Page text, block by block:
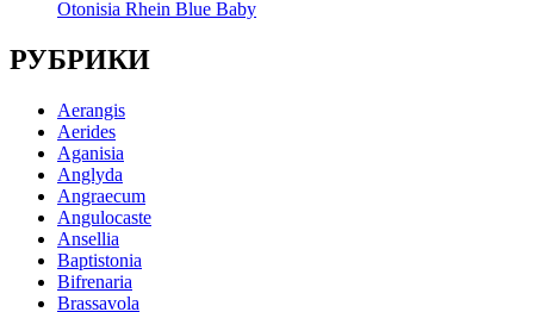
Otonisia Rhein Blue Baby
РУБРИКИ
Aerangis
Aerides
Aganisia
Anglyda
Angraecum
Angulocaste
Ansellia
Baptistonia
Bifrenaria
Brassavola